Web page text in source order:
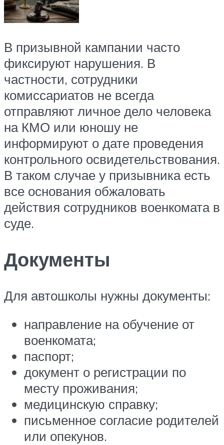
В призывной кампании часто
фиксируют нарушения. В
частности, сотрудники
комиссариатов не всегда
отправляют личное дело человека
на КМО или юношу не
информируют о дате проведения
контрольного освидетельствования.
В таком случае у призывника есть
все основания обжаловать
действия сотрудников военкомата в
суде.
Документы
Для автошколы нужны документы:
направление на обучение от
военкомата;
паспорт;
документ о регистрации по
месту проживания;
медицинскую справку;
письменное согласие родителей
или опекунов.